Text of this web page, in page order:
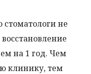
не
на 1 год. Чем
клинику, тем